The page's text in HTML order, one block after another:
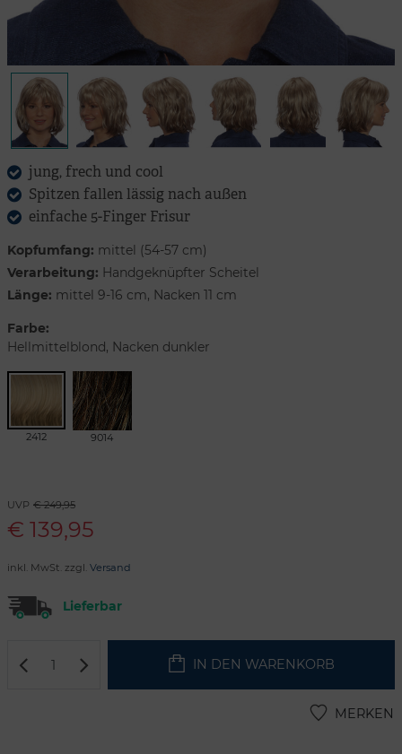
jung, frech und cool
Spitzen fallen lässig nach außen
einfache 5-Finger Frisur
Kopfumfang: mittel (54-57 cm)
Verarbeitung: Handgeknüpfter Scheitel
Länge: mittel 9-16 cm, Nacken 11 cm
Farbe:
Hellmittelblond, Nacken dunkler
2412 9014
UVP € 249,95
€ 139,95
inkl. MwSt. zzgl. Versand
Lieferbar
IN DEN WARENKORB
MERKEN